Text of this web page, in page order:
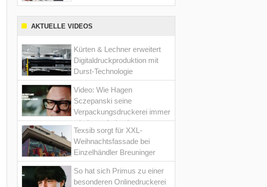
AKTUELLE VIDEOS
Kürten & Lechner erweitert
Digitaldruckproduktion mit
Durst-Technologie
Video: Wie Hagen
Sczepanski seine
Verpackungsdruckerei immer
wieder optimiert hat
Texsib sorgt für XXL-
Weihnachtsfassade bei
Einzelhändler Breuninger
So hat sich Primus zu einer
besonderen Onlinedruckerei